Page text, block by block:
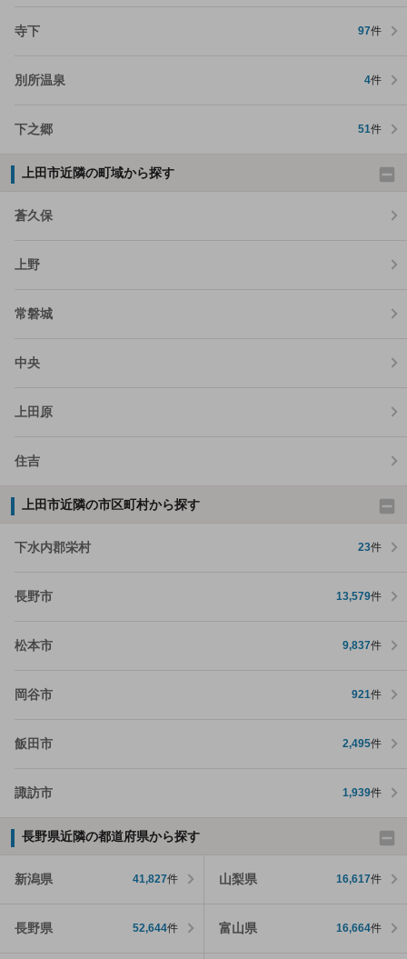
寺下 97件
別所温泉 4件
下之郷 51件
上田市近隣の町域から探す
蒼久保
上野
常磐城
中央
上田原
住吉
上田市近隣の市区町村から探す
下水内郡栄村 23件
長野市 13,579件
松本市 9,837件
岡谷市 921件
飯田市 2,495件
諏訪市 1,939件
長野県近隣の都道府県から探す
新潟県 41,827件 山梨県 16,617件
長野県 52,644件 富山県 16,664件